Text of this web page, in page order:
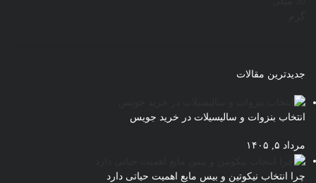
جدیدترین مقالات
انتخاب بنزوات و سالیسیلات در خرید جویس
مرداد ۵, ۱۴۰۵
چرا انتخاب نیکوتین و بیس مایع اهمیت حیاتی دارد